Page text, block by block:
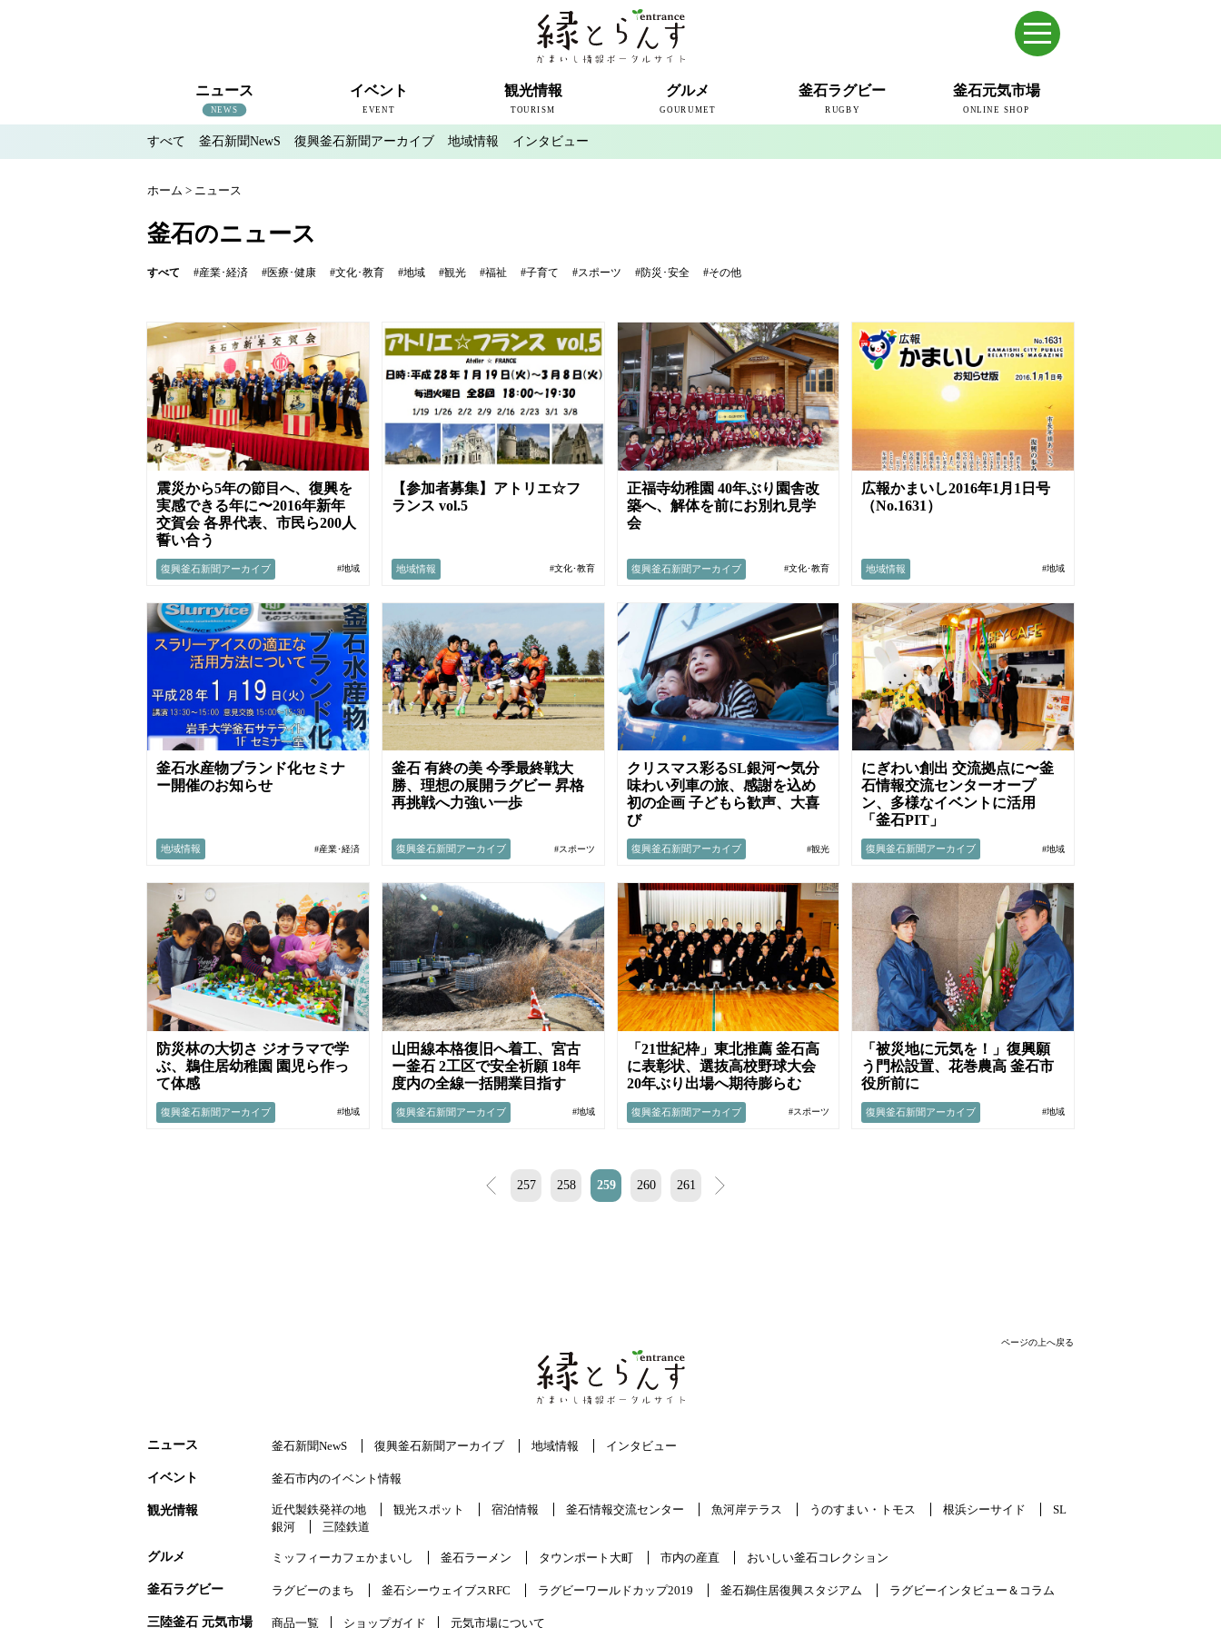
ニュース
NEWS
すべて
釜石新聞NewS
復興釜石新聞アーカイブ
地域情報
インタビュー
イベント
EVENT
釜石のイベント情報
観光情報
TOURISM
近代製鉄発祥の地
観光スポット
宿泊情報
釜石情報交流センター
魚河岸テラス
うのすまい・トモス
根浜シーサイド
SL銀河
三陸鉄道
グルメ
GOURUMET
釜石ラグビー
RUGBY
釜石元気市場
ONLINE SHOP
すべて 釜石新聞NewS 復興釜石新聞アーカイブ 地域情報 インタビュー
ホーム > ニュース
釜石のニュース
すべて #産業･経済 #医療･健康 #文化･教育 #地域 #観光 #福祉 #子育て #スポーツ #防災･安全 #その他
震災から5年の節目へ、復興を
実感できる年に〜2016年新年
交賀会 各界代表、市民ら200人
誓い合う
復興釜石新聞アーカイブ #地域
【参加者募集】アトリエ☆フ
ランス vol.5
地域情報 #文化･教育
正福寺幼稚園 40年ぶり園舎改
築へ、解体を前にお別れ見学
会
復興釜石新聞アーカイブ #文化･教育
広報かまいし2016年1月1日号
（No.1631）
地域情報 #地域
釜石水産物ブランド化セミナ
ー開催のお知らせ
地域情報 #産業･経済
釜石 有終の美 今季最終戦大
勝、理想の展開ラグビー 昇格
再挑戦へ力強い一歩
復興釜石新聞アーカイブ #スポーツ
クリスマス彩るSL銀河〜気分
味わい列車の旅、感謝を込め
初の企画 子どもら歓声、大喜
び
復興釜石新聞アーカイブ #観光
にぎわい創出 交流拠点に〜釜
石情報交流センターオープ
ン、多様なイベントに活用
「釜石PIT」
復興釜石新聞アーカイブ #地域
防災林の大切さ ジオラマで学
ぶ、鵜住居幼稚園 園児ら作っ
て体感
復興釜石新聞アーカイブ #地域
山田線本格復旧へ着工、宮古
ー釜石 2工区で安全祈願 18年
度内の全線一括開業目指す
復興釜石新聞アーカイブ #地域
「21世紀枠」東北推薦 釜石高
に表彰状、選抜高校野球大会
20年ぶり出場へ期待膨らむ
復興釜石新聞アーカイブ #スポーツ
「被災地に元気を！」復興願
う門松設置、花巻農高 釜石市
役所前に
復興釜石新聞アーカイブ #地域
< 257 258 259 260 261 >
ページの上へ戻る
ニュース 釜石新聞NewS 復興釜石新聞アーカイブ 地域情報 インタビュー
イベント 釜石市内のイベント情報
観光情報 近代製鉄発祥の地 観光スポット 宿泊情報 釜石情報交流センター 魚河岸テラス うのすまい・トモス 根浜シーサイド
SL
銀河
三陸鉄道
グルメ ミッフィーカフェかまいし 釜石ラーメン タウンポート大町 市内の産直 おいしい釜石コレクション
釜石ラグビー ラグビーのまち 釜石シーウェイブスRFC ラグビーワールドカップ2019 釜石鵜住居復興スタジアム ラグビーインタビュー＆コラム
三陸釜石 元気市場 商品一覧 ショップガイド 元気市場について